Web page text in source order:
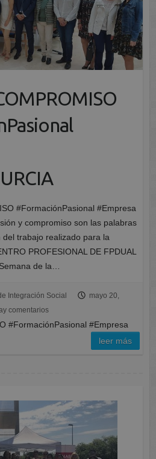
#FormaciónPasional #Empresa
y compromiso son las palabras
trabajo realizado para la
PROFESIONAL DE FPDUAL
de la…
Integración Social
mayo 20,
comentarios
#FormaciónPasional #Empresa
leer más